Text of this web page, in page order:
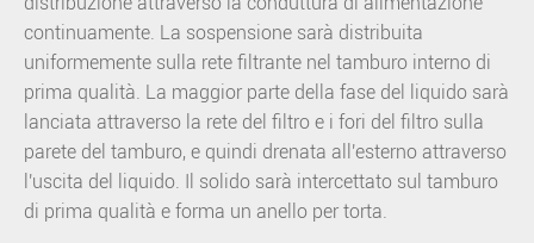
continuamente. La sospensione sarà distribuita
uniformemente sulla rete filtrante nel tamburo interno di
prima qualità. La maggior parte della fase del liquido sarà
lanciata attraverso la rete del filtro e i fori del filtro sulla
parete del tamburo, e quindi drenata all'esterno attraverso
l'uscita del liquido. Il solido sarà intercettato sul tamburo
di prima qualità e forma un anello per torta.